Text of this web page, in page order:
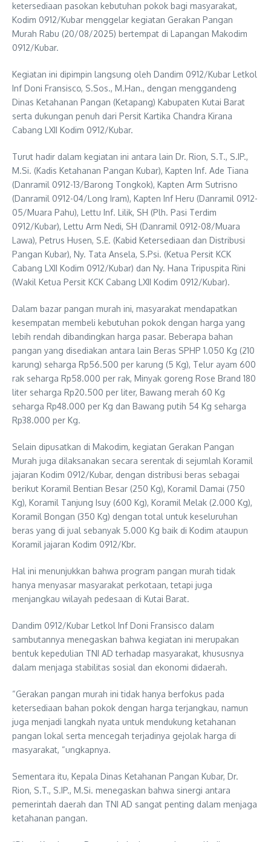
ketersediaan pasokan kebutuhan pokok bagi masyarakat,
Kodim 0912/Kubar menggelar kegiatan Gerakan Pangan
Murah Rabu (20/08/2025) bertempat di Lapangan Makodim
0912/Kubar.
Kegiatan ini dipimpin langsung oleh Dandim 0912/Kubar Letkol
Inf Doni Fransisco, S.Sos., M.Han., dengan menggandeng
Dinas Ketahanan Pangan (Ketapang) Kabupaten Kutai Barat
serta dukungan penuh dari Persit Kartika Chandra Kirana
Cabang LXII Kodim 0912/Kubar.
Turut hadir dalam kegiatan ini antara lain Dr. Rion, S.T., S.IP.,
M.Si. (Kadis Ketahanan Pangan Kubar), Kapten Inf. Ade Tiana
(Danramil 0912-13/Barong Tongkok), Kapten Arm Sutrisno
(Danramil 0912-04/Long Iram), Kapten Inf Heru (Danramil 0912-
05/Muara Pahu), Lettu Inf. Lilik, SH (Plh. Pasi Terdim
0912/Kubar), Lettu Arm Nedi, SH (Danramil 0912-08/Muara
Lawa), Petrus Husen, S.E. (Kabid Ketersediaan dan Distribusi
Pangan Kubar), Ny. Tata Ansela, S.Psi. (Ketua Persit KCK
Cabang LXII Kodim 0912/Kubar) dan Ny. Hana Tripuspita Rini
(Wakil Ketua Persit KCK Cabang LXII Kodim 0912/Kubar).
Dalam bazar pangan murah ini, masyarakat mendapatkan
kesempatan membeli kebutuhan pokok dengan harga yang
lebih rendah dibandingkan harga pasar. Beberapa bahan
pangan yang disediakan antara lain Beras SPHP 1.050 Kg (210
karung) seharga Rp56.500 per karung (5 Kg), Telur ayam 600
rak seharga Rp58.000 per rak, Minyak goreng Rose Brand 180
liter seharga Rp20.500 per liter, Bawang merah 60 Kg
seharga Rp48.000 per Kg dan Bawang putih 54 Kg seharga
Rp38.000 per Kg.
Selain dipusatkan di Makodim, kegiatan Gerakan Pangan
Murah juga dilaksanakan secara serentak di sejumlah Koramil
jajaran Kodim 0912/Kubar, dengan distribusi beras sebagai
berikut Koramil Bentian Besar (250 Kg), Koramil Damai (750
Kg), Koramil Tanjung Isuy (600 Kg), Koramil Melak (2.000 Kg),
Koramil Bongan (350 Kg) dengan total untuk keseluruhan
beras yang di jual sebanyak 5.000 Kg baik di Kodim ataupun
Koramil jajaran Kodim 0912/Kbr.
Hal ini menunjukkan bahwa program pangan murah tidak
hanya menyasar masyarakat perkotaan, tetapi juga
menjangkau wilayah pedesaan di Kutai Barat.
Dandim 0912/Kubar Letkol Inf Doni Fransisco dalam
sambutannya menegaskan bahwa kegiatan ini merupakan
bentuk kepedulian TNI AD terhadap masyarakat, khususnya
dalam menjaga stabilitas sosial dan ekonomi didaerah.
“Gerakan pangan murah ini tidak hanya berfokus pada
ketersediaan bahan pokok dengan harga terjangkau, namun
juga menjadi langkah nyata untuk mendukung ketahanan
pangan lokal serta mencegah terjadinya gejolak harga di
masyarakat, “ungkapnya.
Sementara itu, Kepala Dinas Ketahanan Pangan Kubar, Dr.
Rion, S.T., S.IP., M.Si. menegaskan bahwa sinergi antara
pemerintah daerah dan TNI AD sangat penting dalam menjaga
ketahanan pangan.